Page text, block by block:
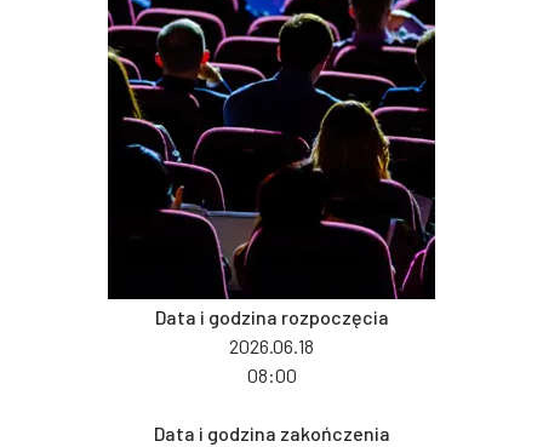
Data i godzina rozpoczęcia
2026.06.18
08:00
Data i godzina zakończenia